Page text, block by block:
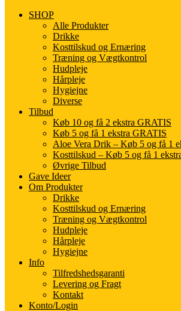
SHOP
Alle Produkter
Drikke
Kosttilskud og Ernæring
Træning og Vægtkontrol
Hudpleje
Hårpleje
Hygiejne
Diverse
Tilbud
Køb 10 og få 2 ekstra GRATIS
Køb 5 og få 1 ekstra GRATIS
Aloe Vera Drik – Køb 5 og få 1
Kosttilskud – Køb 5 og få 1
Øvrige Tilbud
Gave Ideer
Om Produkter
Drikke
Kosttilskud og Ernæring
Træning og Vægtkontrol
Hudpleje
Hårpleje
Hygiejne
Info
Tilfredshedsgaranti
Levering og Fragt
Kontakt
Konto/Login